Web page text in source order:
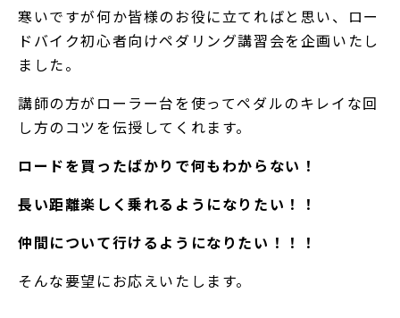
寒いですが何か皆様のお役に立てればと思い、ロー
ドバイク初心者向けペダリング講習会を企画いたし
ました。
講師の方がローラー台を使ってペダルのキレイな回
し方のコツを伝授してくれます。
ロードを買ったばかりで何もわからない！
長い距離楽しく乗れるようになりたい！！
仲間について行けるようになりたい！！！
そんな要望にお応えいたします。